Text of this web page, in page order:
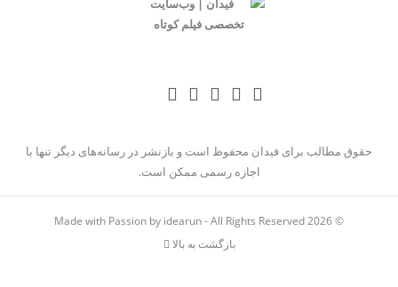
حقوق مطالب برای فیدان محفوظ است و بازنشر در رسانه‌های دیگر تنها با
اجازه رسمی ممکن است.
© 2026
Made with Passion by idearun- All Rights Reserved
بازگشت به بالا